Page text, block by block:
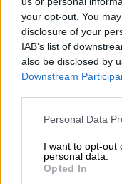
your opt-out. You
disclosure of your
IAB’s list of
also be disclosed by
Downstream
Please note that this
not limited to your
grant or deny
use your data for
Personal Data
I want to opt-out
personal data.
Opted In
showbiz
Επιδημία...
τελευταίο